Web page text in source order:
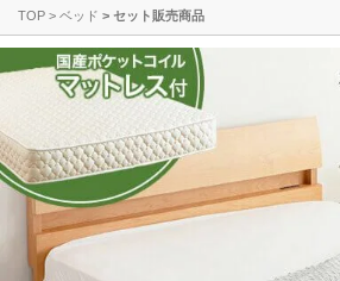
TOP ベッド セット販売商品